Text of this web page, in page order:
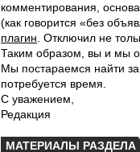
комментирования,
(как говорится «без
плагин . Отключил не
Таким образом, вы и мы
Мы постараемся найти
потребуется время.
С уважением,
Редакция
МАТЕРИАЛЫ РАЗДЕЛА